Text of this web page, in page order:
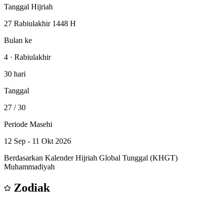
Tanggal Hijriah
27 Rabiulakhir 1448 H
Bulan ke
4 · Rabiulakhir
30 hari
Tanggal
27 / 30
Periode Masehi
12 Sep - 11 Okt 2026
Berdasarkan Kalender Hijriah Global Tunggal (KHGT)
Muhammadiyah
Zodiak